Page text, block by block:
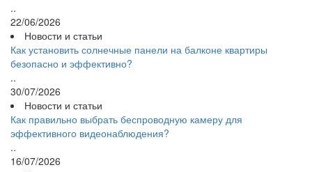
..
22/06/2026
Новости и статьи
Как установить солнечные панели на балконе квартиры
безопасно и эффективно?
..
30/07/2026
Новости и статьи
Как правильно выбрать беспроводную камеру для
эффективного видеонаблюдения?
..
16/07/2026